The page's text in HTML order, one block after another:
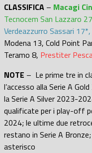
CLASSIFICA – Macagi
Tecnocem San Lazzaro 27
Verdeazzurro Sassari 17*,
Modena 13, Cold Point
Teramo 8, Prestiter
NOTE – Le prime tre in
l’accesso alla Serie A
la Serie A Silver 2023-
qualificate per i play-off
2024; le ultime due
restano in Serie A
asterisco